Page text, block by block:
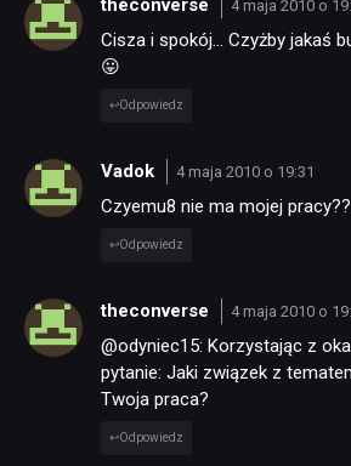
theconverse 4 maja 2010 o
Cisza i spokój… Czyżby jakaś
😛
Odpowiedz
Vadok 4 maja 2010 o 19:31
Czyemu8 nie ma mojej
Odpowiedz
theconverse 4 maja 2010 o
@odyniec15: Korzystając z
pytanie: Jaki związek z
Twoja praca?
Odpowiedz